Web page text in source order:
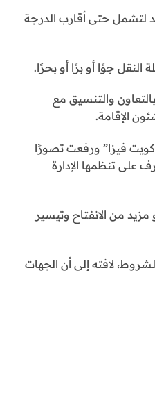
لتشمل حتى أقارب الدرجة
جوًا أو برًا أو بحرًا.
والتنسيق مع
الإقامة.
فيزا” ورفعت تصورًا
على تنظمها الإدارة
من الانفتاح وتيسير
لافته إلى أن الجهات